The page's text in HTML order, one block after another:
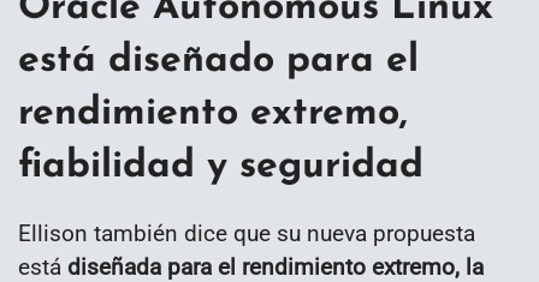
Oracle Autonomous Linux
está diseñado para el
rendimiento extremo,
fiabilidad y seguridad
Ellison también dice que su nueva propuesta
está diseñada para el rendimiento extremo, la